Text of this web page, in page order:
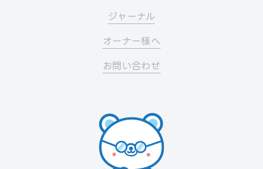
ジャーナル
オーナー様へ
お問い合わせ